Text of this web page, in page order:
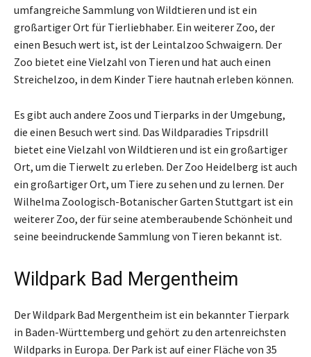
umfangreiche Sammlung von Wildtieren und ist ein
großartiger Ort für Tierliebhaber. Ein weiterer Zoo, der
einen Besuch wert ist, ist der Leintalzoo Schwaigern. Der
Zoo bietet eine Vielzahl von Tieren und hat auch einen
Streichelzoo, in dem Kinder Tiere hautnah erleben können.
Es gibt auch andere Zoos und Tierparks in der Umgebung,
die einen Besuch wert sind. Das Wildparadies Tripsdrill
bietet eine Vielzahl von Wildtieren und ist ein großartiger
Ort, um die Tierwelt zu erleben. Der Zoo Heidelberg ist auch
ein großartiger Ort, um Tiere zu sehen und zu lernen. Der
Wilhelma Zoologisch-Botanischer Garten Stuttgart ist ein
weiterer Zoo, der für seine atemberaubende Schönheit und
seine beeindruckende Sammlung von Tieren bekannt ist.
Wildpark Bad Mergentheim
Der Wildpark Bad Mergentheim ist ein bekannter Tierpark
in Baden-Württemberg und gehört zu den artenreichsten
Wildparks in Europa. Der Park ist auf einer Fläche von 35